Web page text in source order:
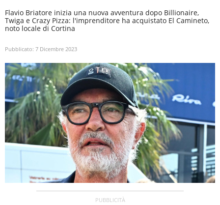
Flavio Briatore inizia una nuova avventura dopo Billionaire,
Twiga e Crazy Pizza: l'imprenditore ha acquistato El Camineto,
noto locale di Cortina
Pubblicato: 7 Dicembre 2023